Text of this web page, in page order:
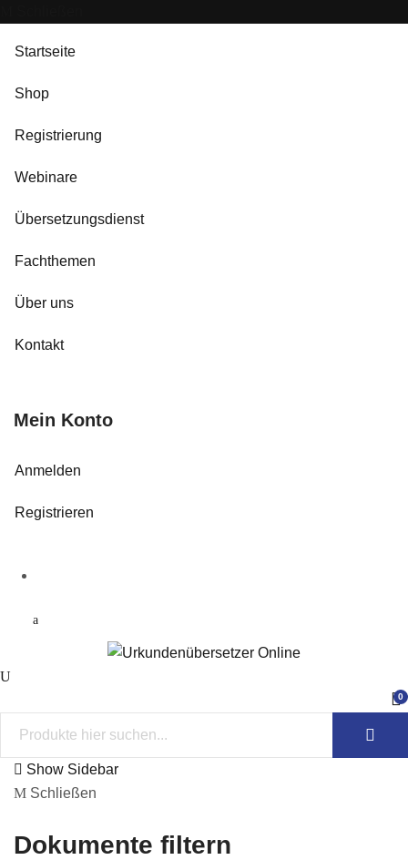
Startseite
Shop
Registrierung
Webinare
Übersetzungsdienst
Fachthemen
Über uns
Kontakt
Mein Konto
Anmelden
Registrieren
0
Show Sidebar
Schließen
Dokumente filtern